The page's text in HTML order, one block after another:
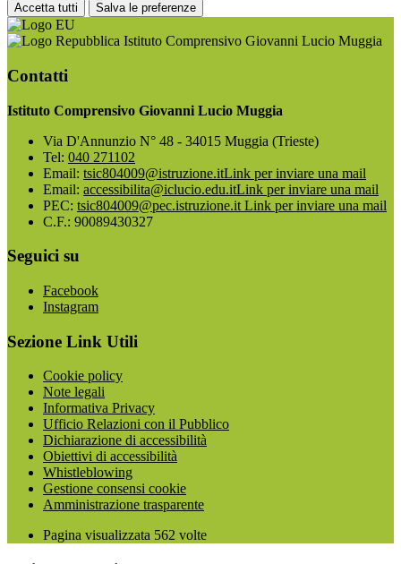
Accetta tutti Salva le preferenze
Istituto Comprensivo Giovanni Lucio Muggia
Contatti
Istituto Comprensivo Giovanni Lucio Muggia
Via D'Annunzio N° 48 - 34015 Muggia (Trieste)
Tel: 040 271102
Email: tsic804009@istruzione.itLink per inviare una mail
Email: accessibilita@iclucio.edu.itLink per inviare una mail
PEC: tsic804009@pec.istruzione.it Link per inviare una mail
C.F.: 90089430327
Seguici su
Facebook
Instagram
Sezione Link Utili
Cookie policy
Note legali
Informativa Privacy
Ufficio Relazioni con il Pubblico
Dichiarazione di accessibilità
Obiettivi di accessibilità
Whistleblowing
Gestione consensi cookie
Amministrazione trasparente
Pagina visualizzata 562 volte